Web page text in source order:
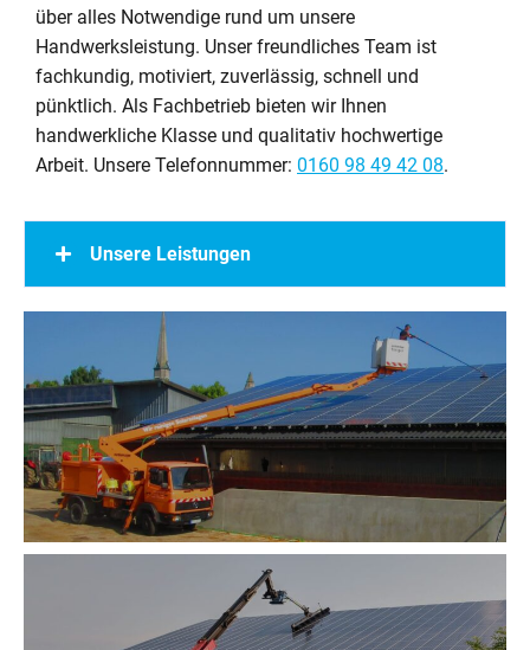
über alles Notwendige rund um unsere
Handwerksleistung. Unser freundliches Team ist
fachkundig, motiviert, zuverlässig, schnell und
pünktlich. Als Fachbetrieb bieten wir Ihnen
handwerkliche Klasse und qualitativ hochwertige
Arbeit. Unsere Telefonnummer: 0160 98 49 42 08.
Unsere Leistungen